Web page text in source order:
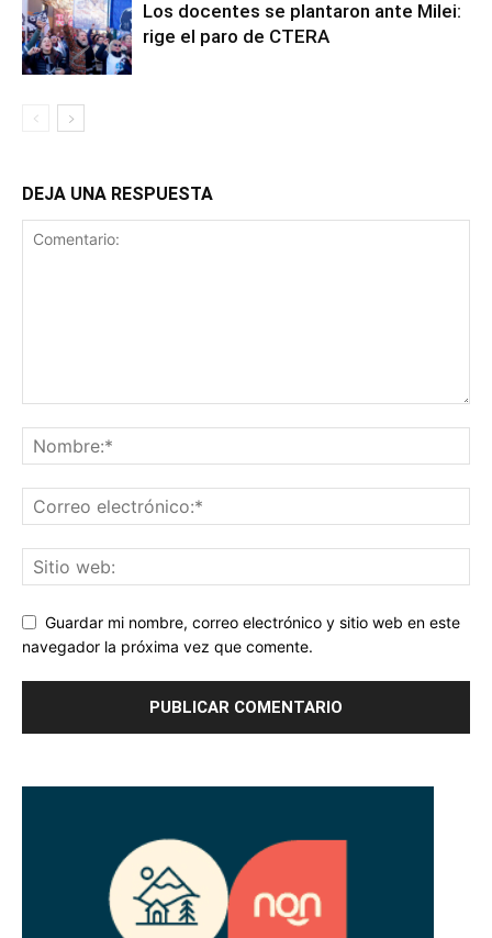
Los docentes se plantaron ante Milei:
rige el paro de CTERA
DEJA UNA RESPUESTA
Guardar mi nombre, correo electrónico y sitio web en este
navegador la próxima vez que comente.